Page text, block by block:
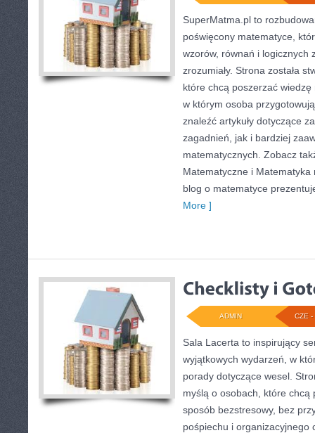
SuperMatma.pl to
poświęcony matematyce,
wzorów, równań i logicznych
zrozumiały. Strona została
które chcą poszerzać
w którym osoba
znaleźć artykuły dotyczące
zagadnień, jak i bardziej
matematycznych. Zobacz
Matematyczne i
blog o matematyce
More ]
CZE -
ADMIN
Sala Lacerta to inspirujący
wyjątkowych wydarzeń, w
porady dotyczące wesel.
myślą o osobach, które chcą
sposób bezstresowy, bez
pośpiechu i organizacyjnego